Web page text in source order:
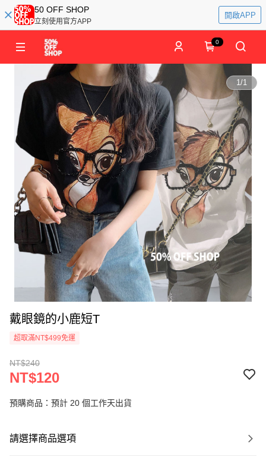
50 OFF SHOP
立刻使用官方APP
開啟APP
0
1/1
戴眼鏡的小鹿短T
超取滿NT$499免運
NT$240
NT$120
預購商品：預計 20 個工作天出貨
請選擇商品選項